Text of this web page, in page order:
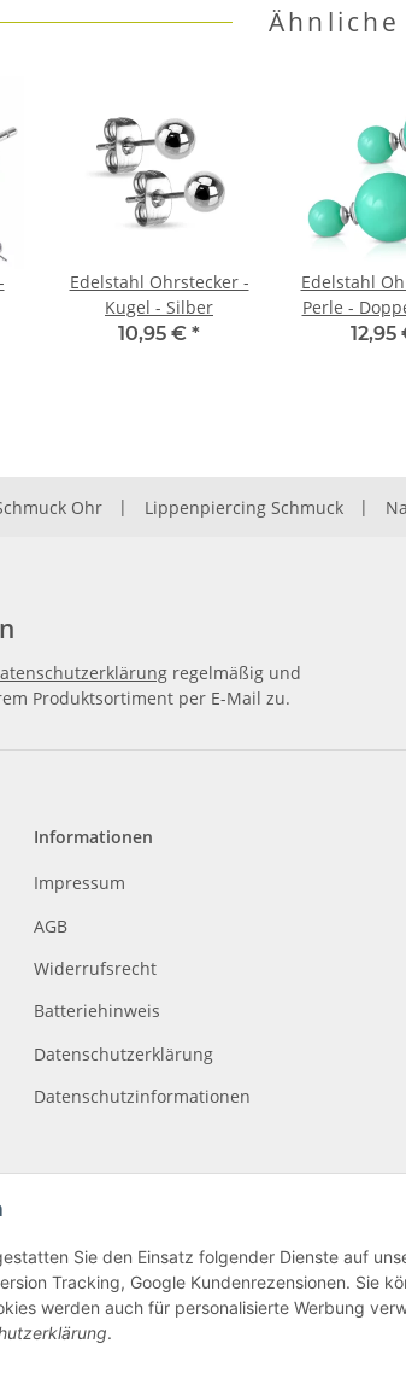
Sie den Einsatz folgender Dienste auf
Tracking, Google Kundenrezensionen. Sie
werden auch für personalisierte Werbung
.
Edelstahl Ohrstecker -
Kugel - Silber
10,95 € *
Edelstahl
Perle -
12,95
Ohr | Lippenpiercing Schmuck |
regelmäßig und
Produktsortiment per E-Mail zu.
Informationen
Impressum
AGB
Widerrufsrecht
Batteriehinweis
Datenschutzerklärung
Datenschutzinformationen